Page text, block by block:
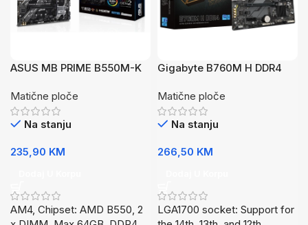
ASUS MB PRIME B550M-K
Matične ploče
Na stanju
235,90 KM
AM4, Chipset: AMD B550, 2
Gigabyte B760M H DDR4
Matične ploče
Na stanju
266,50 KM
LGA1700 socket: Support for